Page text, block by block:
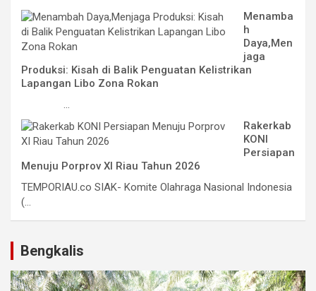
Menamba
h
Daya,Men
jaga
Produksi: Kisah di Balik Penguatan Kelistrikan
Lapangan Libo Zona Rokan
...
Rakerkab
KONI
Persiapan
Menuju Porprov XI Riau Tahun 2026
TEMPORIAU.co SIAK- Komite Olahraga Nasional Indonesia
(...
Bengkalis